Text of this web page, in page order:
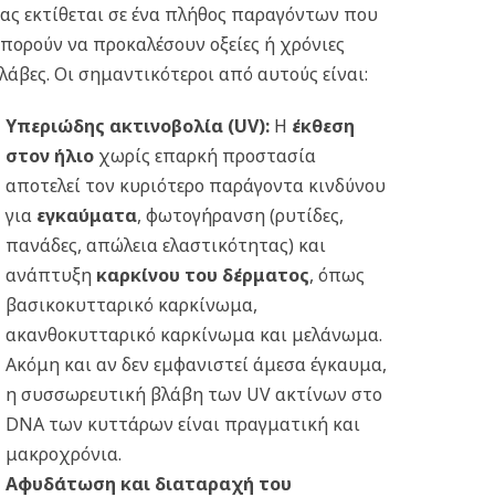
εκτίθεται σε ένα πλήθος παραγόντων που
να προκαλέσουν οξείες ή χρόνιες
Οι σημαντικότεροι από αυτούς είναι:
Υπεριώδης ακτινοβολία (UV):Η έκθεση
στον ήλιοχωρίς επαρκή προστασία
αποτελεί τον κυριότερο παράγοντα κινδύνου
για εγκαύματα, φωτογήρανση (ρυτίδες,
πανάδες, απώλεια ελαστικότητας) και
ανάπτυξη καρκίνου του δέρματος, όπως
βασικοκυτταρικό καρκίνωμα,
ακανθοκυτταρικό καρκίνωμα και μελάνωμα.
Ακόμη και αν δεν εμφανιστεί άμεσα έγκαυμα,
η συσσωρευτική βλάβη των UV ακτίνων στο
DNA των κυττάρων είναι πραγματική και
μακροχρόνια.
Αφυδάτωση και διαταραχή του